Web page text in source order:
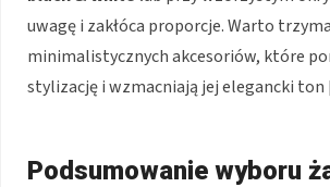
uwagę i zakłóca proporcje. Warto
minimalistycznych akcesoriów, które
stylizację i wzmacniają jej elegancki
Podsumowanie wyboru